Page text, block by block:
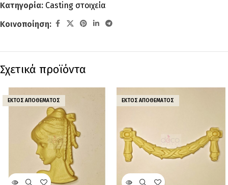
Κατηγορία: Casting στοιχεία
Κοινοποίηση:
Σχετικά προϊόντα
ΕΚΤΌΣ ΑΠΟΘΈΜΑΤΟΣ ΕΚΤΌΣ ΑΠΟΘΈΜΑΤΟΣ